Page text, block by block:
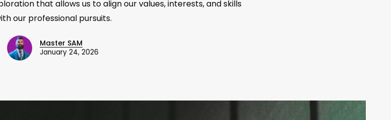
that allows us to align our values, interests, and skills
our professional pursuits.
Master SAM
January 24, 2026